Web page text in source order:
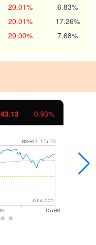
20.01% 6.83%
20.01% 17.26%
20.00% 7.68%
43.13 0.93%